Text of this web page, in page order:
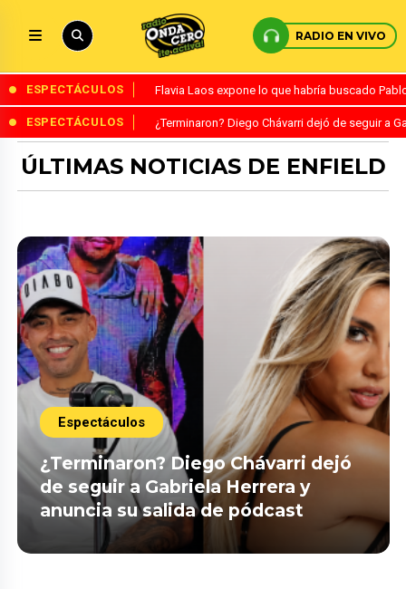
RADIO EN VIVO
ESPECTÁCULOS Flavia Laos expone lo que habría buscado
ESPECTÁCULOS ¿Terminaron? Diego Chávarri dejó de seguir a
ÚLTIMAS NOTICIAS DE ENFIELD
Espectáculos
¿Terminaron? Diego Chávarri dejó
de seguir a Gabriela Herrera y
anuncia su salida de pódcast